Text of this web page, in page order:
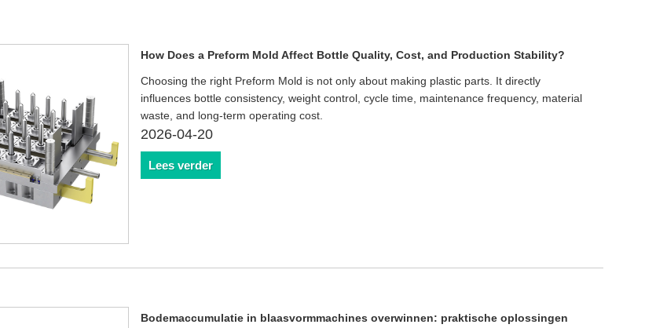
How Does a Preform Mold Affect Bottle Quality, Cost, and Production Stability?
Choosing the right Preform Mold is not only about making plastic parts. It directly
influences bottle consistency, weight control, cycle time, maintenance frequency, material
waste, and long-term operating cost.
2026-04-20
Lees verder
Bodemaccumulatie in blaasvormmachines overwinnen: praktische oplossingen